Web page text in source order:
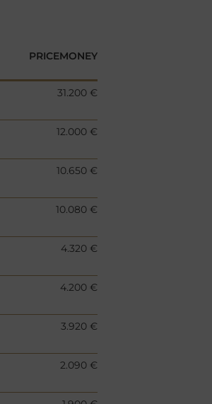
PRICEMONEY
31.200 €
12.000 €
10.650 €
10.080 €
4.320 €
4.200 €
3.920 €
2.090 €